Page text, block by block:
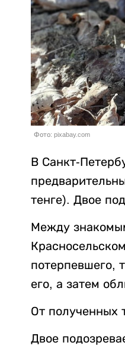
Фото: pixabay.com
В Санкт-
тенге). Двое
Между
потерпевшего,
его, а затем
От полученных
Двое